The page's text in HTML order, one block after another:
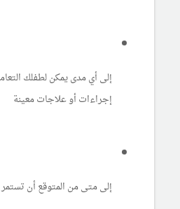
إلى أي مدى يمكن لطفلك
إجراءات أو علاجات معينة
إلى متى من المتوقع أن تستمر